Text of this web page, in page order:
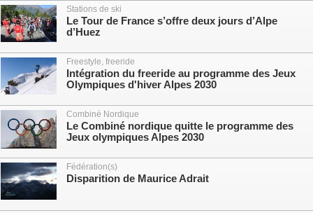
Stations de ski
Le Tour de France s’offre deux jours d’Alpe
d’Huez
Freestyle, freeride
Intégration du freeride au programme des Jeux
Olympiques d'hiver Alpes 2030
Combiné Nordique
Le Combiné nordique quitte le programme des
Jeux olympiques Alpes 2030
Fédération(s)
Disparition de Maurice Adrait